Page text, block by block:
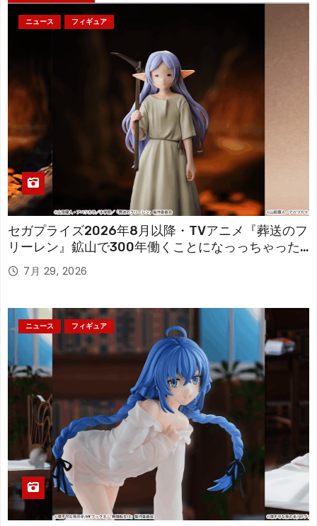
ニュース フィギュア
セガプライズ2026年8月以降・TVアニメ『葬送のフ
リーレン』鉱山で300年働くことになっっちゃった
「フリーレン」を立体化！
7月 29, 2026
ニュース フィギュア